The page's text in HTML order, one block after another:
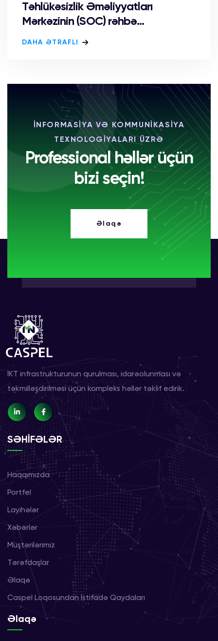
Təhlükəsizlik Əməliyyatları
Mərkəzinin (SOC) rəhbə...
DAHA ƏTRAFLI
İNFORMASİYA VƏ KOMMUNİKASİYA
TEXNOLOGİYALARI ÜZRƏ
Professional həllər üçün
bizi seçin!
Əlaqə
İKT infrastrukturunun qurulması, idarəolunması və
təkmilləşdirilməsi üçün kompleks həllər təklif edirik.
SƏHİFƏLƏR
Haqqımızda
Portfel
Layihələr
Xəbərlər
Müştərilərimiz
Tərəfdaşlar
Əlaqə
Caspel Loqosundan İstifadə Qaydaları
Əlaqə